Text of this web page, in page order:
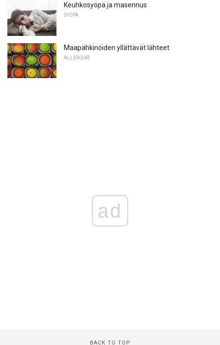
Keuhkosyöpä ja masennus
SYÖPÄ
Maapähkinöiden yllättävät lähteet
ALLERGIAT
ad
BACK TO TOP